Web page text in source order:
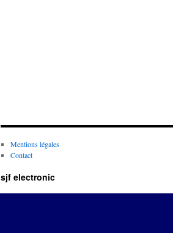
Mentions légales
Contact
sjf electronic